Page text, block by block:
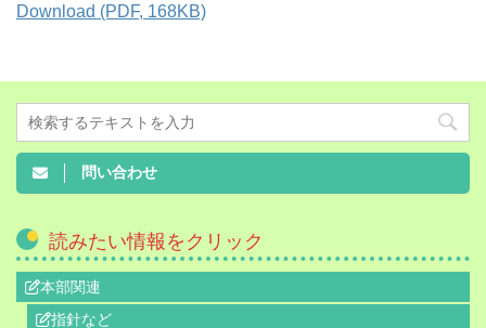
Download (PDF, 168KB)
問い合わせ
読みたい情報をクリック
本部関連
指針など